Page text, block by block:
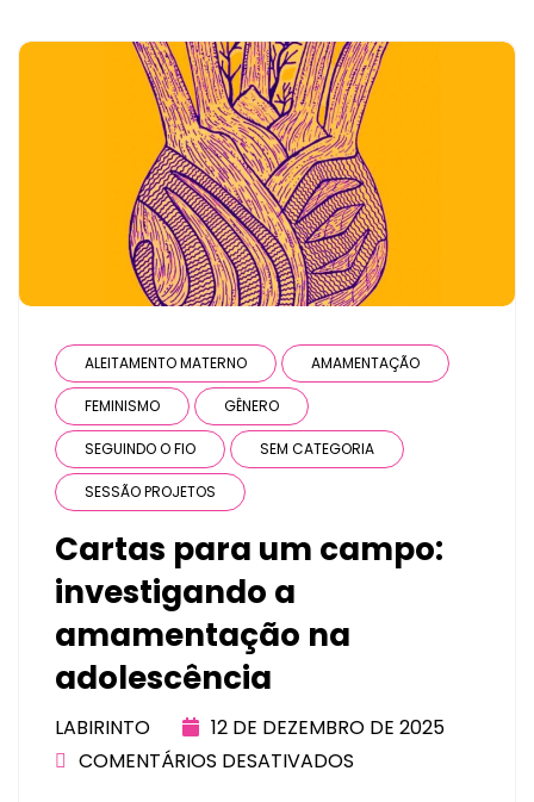
ALEITAMENTO MATERNO AMAMENTAÇÃO
FEMINISMO GÊNERO
SEGUINDO O FIO SEM CATEGORIA
SESSÃO PROJETOS
Cartas para um campo:
investigando a
amamentação na
adolescência
LABIRINTO
12 DE DEZEMBRO DE 2025
COMENTÁRIOS DESATIVADOS